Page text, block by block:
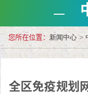
您所在位置：新闻中心 >
全区免疫规划